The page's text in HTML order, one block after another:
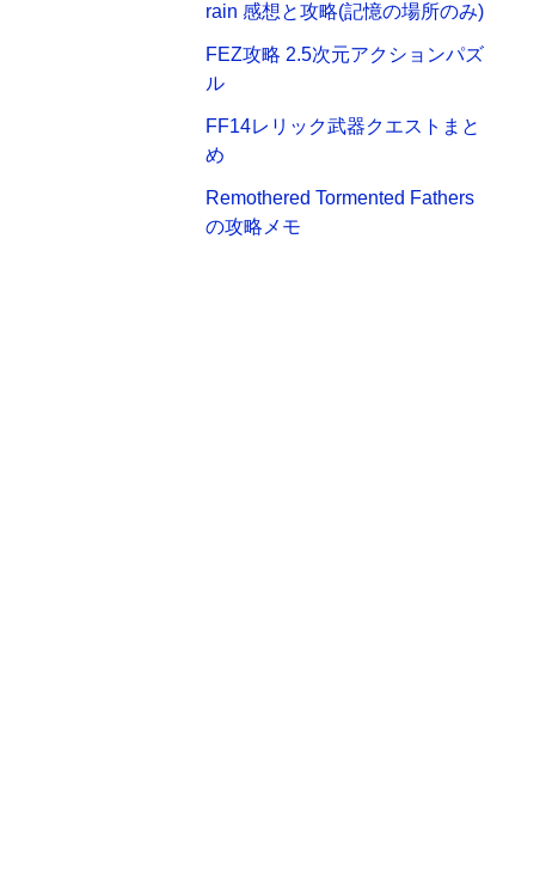
rain 感想と攻略(記憶の場所のみ)
FEZ攻略 2.5次元アクションパズ
ル
FF14レリック武器クエストまと
め
Remothered Tormented Fathers
の攻略メモ